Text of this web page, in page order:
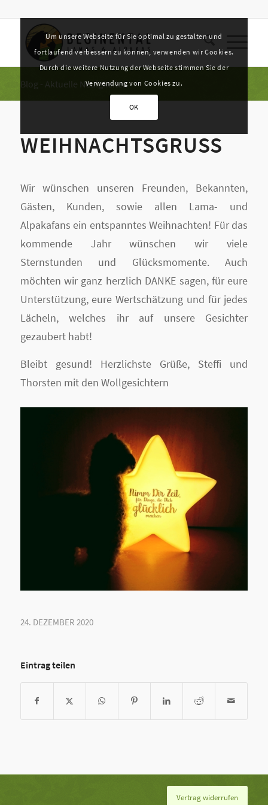
Blog - Aktuelle Neuigkeiten
WEIHNACHTSGRUSS
Wir wünschen unseren Freunden, Bekannten,
Gästen, Kunden, sowie allen Lama- und
Alpakafans ein entspanntes Weihnachten! Für das
kommende Jahr wünschen wir viele
Sternstunden und Glücksmomente. Auch
möchten wir ganz herzlich DANKE sagen, für eure
Unterstützung, eure Wertschätzung und für jedes
Lächeln, welches ihr auf unsere Gesichter
gezaubert habt!
Bleibt gesund! Herzlichste Grüße, Steffi und
Thorsten mit den Wollgesichtern
24. DEZEMBER 2020
Eintrag teilen
Vertrag widerrufen
Um unsere Webseite für Sie optimal zu gestalten und
fortlaufend verbessern zu können, verwenden wir Cookies.
Durch die weitere Nutzung der Webseite stimmen Sie der
Verwendung von Cookies zu.
OK